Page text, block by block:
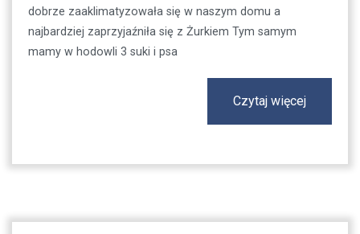
dobrze zaaklimatyzowała się w naszym domu a
najbardziej zaprzyjaźniła się z Żurkiem Tym samym
mamy w hodowli 3 suki i psa
Czytaj więcej